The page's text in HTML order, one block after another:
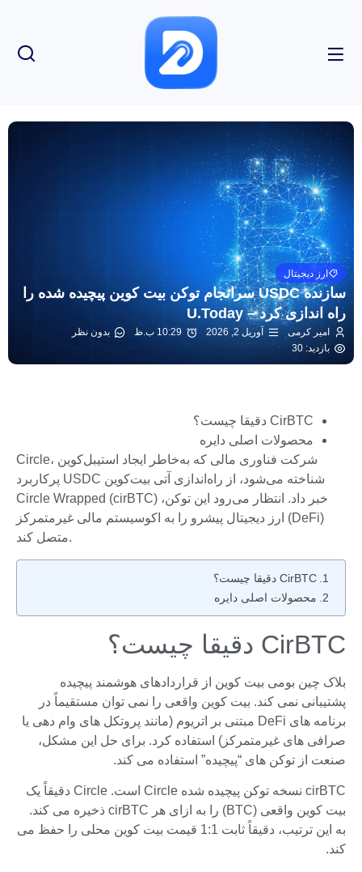
ارز دیجیتال
سازنده USDC سرانجام توکن بیت کوین پیچیده شده را
راه اندازی کرد – U.Today
امیر کرمی آوریل 2, 2026 10:29 ب.ظ
بدون نظر
بازدید: 30
CirBTC دقیقا چیست؟
محصولات اصلی دایره
Circle، شرکت فناوری مالی که به‌خاطر ایجاد استیبل‌کوین
پرکاربرد USDC شناخته می‌شود، از راه‌اندازی آتی بیت‌کوین
Circle Wrapped (cirBTC) خبر داد. انتظار می‌رود این توکن،
ارز دیجیتال پیشرو را به اکوسیستم مالی غیرمتمرکز (DeFi)
متصل کند.
CirBTC دقیقا چیست؟
محصولات اصلی دایره
CirBTC دقیقا چیست؟
بلاک چین بومی بیت کوین از قراردادهای هوشمند پیچیده
پشتیبانی نمی کند. بیت کوین واقعی را نمی توان مستقیماً در
برنامه های DeFi مبتنی بر اتریوم (مانند پروتکل های وام دهی یا
صرافی های غیرمتمرکز) استفاده کرد. برای حل این مشکل،
صنعت از توکن های “پیچیده” استفاده می کند.
cirBTC نسخه توکن پیچیده شده Circle است. Circle دقیقاً یک
بیت کوین واقعی (BTC) را به ازای هر cirBTC ذخیره می کند.
به این ترتیب، دقیقاً ثابت 1:1 قیمت بیت کوین محلی را حفظ می
کند.